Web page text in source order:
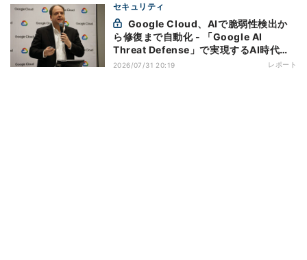
セキュリティ
ら修復まで自動化 - 「Google AI
Threat Defense」で実現するAI時代の
防御戦略
2026/07/31 20:19 レポート